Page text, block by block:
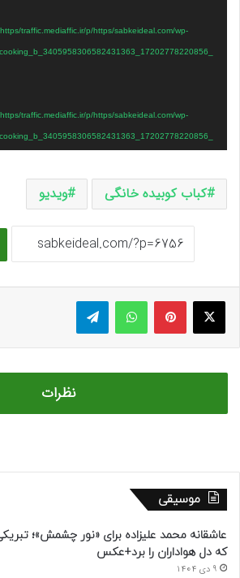
traffic.mediaffic.ir/p/https/sabkeideal.com/wp-
traffic.mediaffic.ir/p/https/sabkeideal.com/wp-
کباب کوبیده خانگی ویدیو
ایکس پینتریستواتس آپ تلگرام
نظرات
موسیقی
عاشقانه محمد علیزاده برای «نور چشمش»؛
که دل هواداران را برد+عکس
9 دی 1404